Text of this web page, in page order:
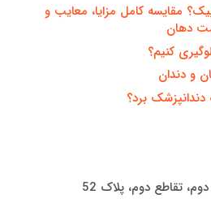
مقایسه کامل مزایا، معایب و
دهان
کنیم؟
و دندان
دندانپزشک برد؟
تقاطع دوم، پلاک 52